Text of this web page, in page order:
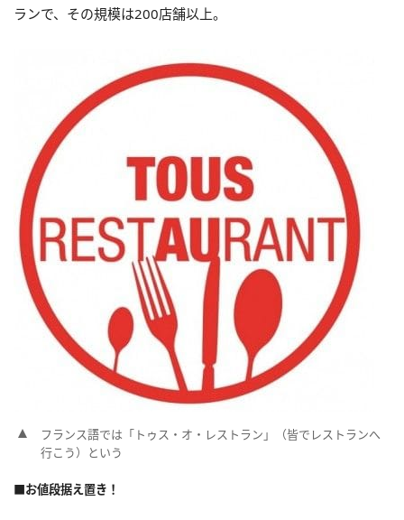
ランで、その規模は200店舗以上。
フランス語では「トゥス・オ・レストラン」（皆でレストランへ
行こう）という
■お値段据え置き！